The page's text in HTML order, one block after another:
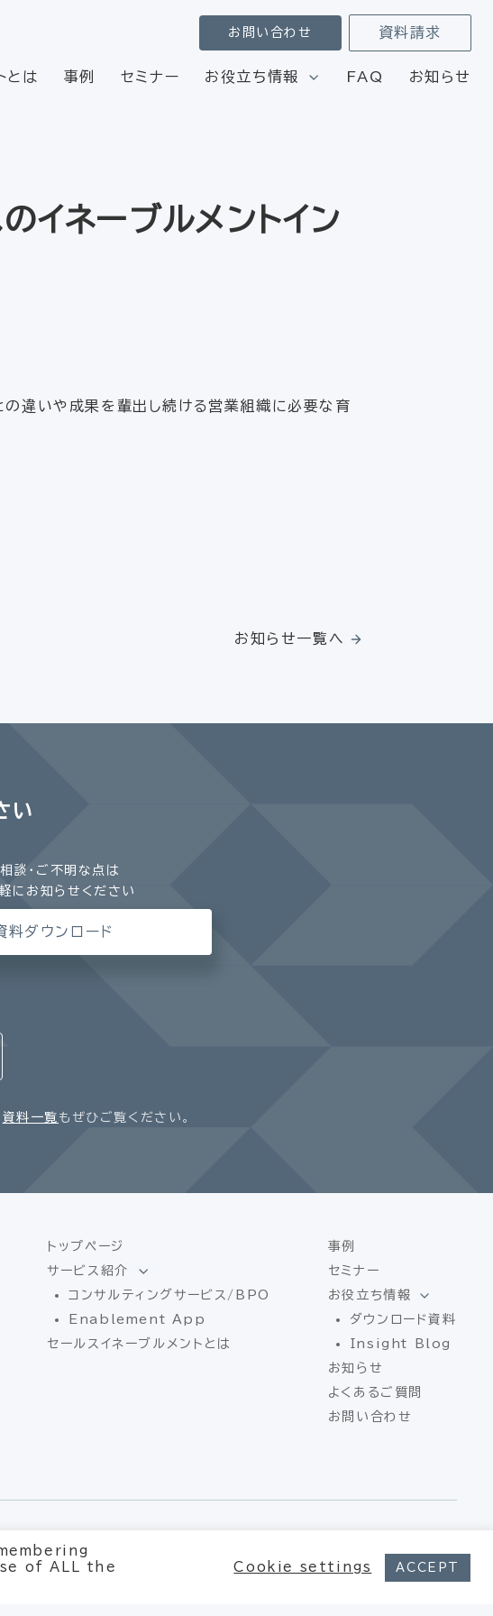
とは 事例 セミナー お役立ち情報 FAQ お知らせ
お問い合わせ 資料請求
イネーブルメントイン
の違いや成果を輩出し続ける営業組織に必要な育
お知らせ一覧へ
い
談・ご不明な点は
にお知らせください
料ダウンロード
資料一覧 もぜひご覧ください。
トップページ
サービス紹介
コンサルティングサービス/BPO
Enablement App
セールスイネーブルメントとは
事例
セミナー
お役立ち情報
ダウンロード資料
Insight Blog
お知らせ
よくあるご質問
お問い合わせ
of ALL the
Cookie settings ACCEPT